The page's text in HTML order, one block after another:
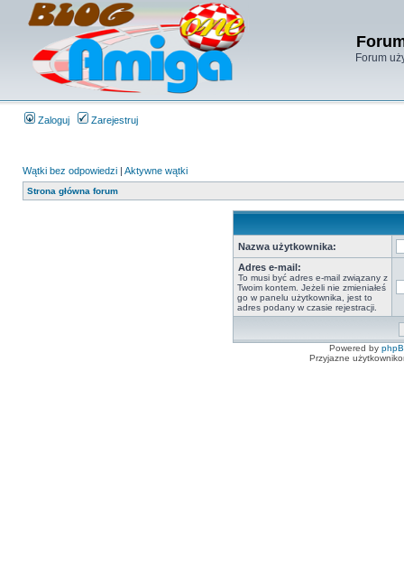
Forum
Zaloguj Zarejestruj
Wątki bez odpowiedzi | Aktywne wątki
Strona główna forum
Nazwa użytkownika:
Adres e-mail:
To musi być adres e-mail związany z
Twoim kontem. Jeżeli nie zmieniałeś
go w panelu użytkownika, jest to
adres podany w czasie rejestracji.
Powered by
Przyjazne